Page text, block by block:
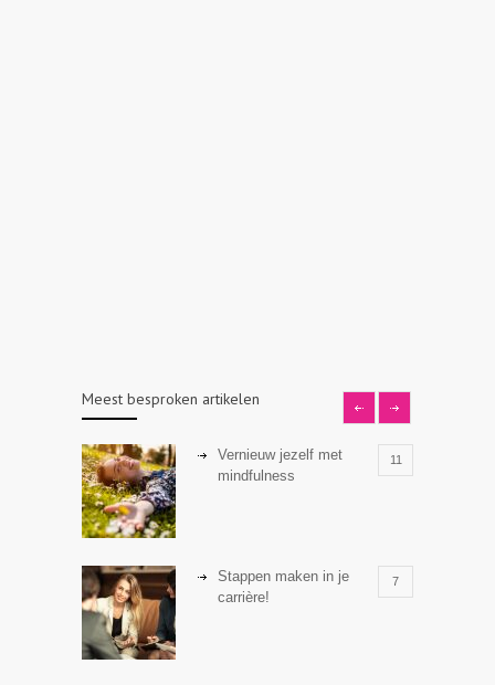
Meest besproken artikelen
Vernieuw jezelf met
mindfulness
11
Stappen maken in je
carrière!
7